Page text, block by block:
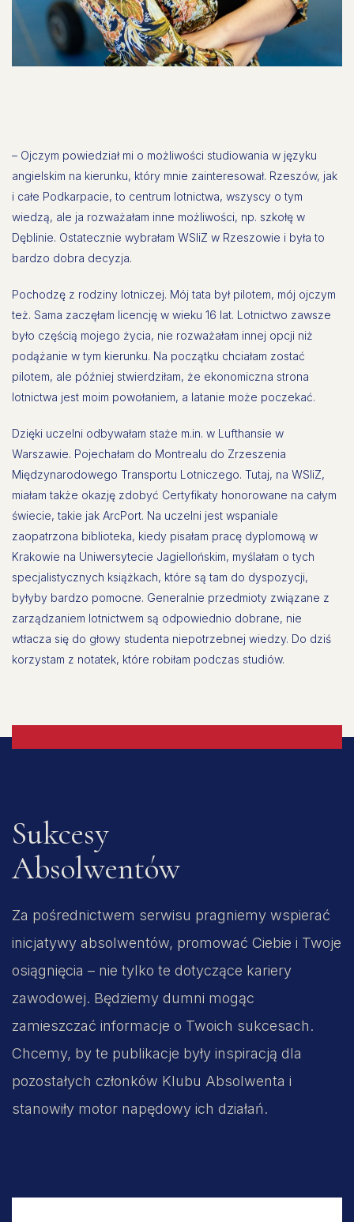
– Ojczym powiedział mi o możliwości studiowania w języku
angielskim na kierunku, który mnie zainteresował. Rzeszów, jak
i całe Podkarpacie, to centrum lotnictwa, wszyscy o tym
wiedzą, ale ja rozważałam inne możliwości, np. szkołę w
Dęblinie. Ostatecznie wybrałam WSIiZ w Rzeszowie i była to
bardzo dobra decyzja.
Pochodzę z rodziny lotniczej. Mój tata był pilotem, mój ojczym
też. Sama zaczęłam licencję w wieku 16 lat. Lotnictwo zawsze
było częścią mojego życia, nie rozważałam innej opcji niż
podążanie w tym kierunku. Na początku chciałam zostać
pilotem, ale później stwierdziłam, że ekonomiczna strona
lotnictwa jest moim powołaniem, a latanie może poczekać.
Dzięki uczelni odbywałam staże m.in. w Lufthansie w
Warszawie. Pojechałam do Montrealu do Zrzeszenia
Międzynarodowego Transportu Lotniczego. Tutaj, na WSIiZ,
miałam także okazję zdobyć Certyfikaty honorowane na całym
świecie, takie jak ArcPort. Na uczelni jest wspaniale
zaopatrzona biblioteka, kiedy pisałam pracę dyplomową w
Krakowie na Uniwersytecie Jagiellońskim, myślałam o tych
specjalistycznych książkach, które są tam do dyspozycji,
byłyby bardzo pomocne. Generalnie przedmioty związane z
zarządzaniem lotnictwem są odpowiednio dobrane, nie
wtłacza się do głowy studenta niepotrzebnej wiedzy. Do dziś
korzystam z notatek, które robiłam podczas studiów.
Sukcesy
Absolwentów
Za pośrednictwem serwisu pragniemy wspierać
inicjatywy absolwentów, promować Ciebie i Twoje
osiągnięcia – nie tylko te dotyczące kariery
zawodowej. Będziemy dumni mogąc
zamieszczać informacje o Twoich sukcesach.
Chcemy, by te publikacje były inspiracją dla
pozostałych członków Klubu Absolwenta i
stanowiły motor napędowy ich działań.